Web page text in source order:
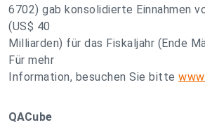
6702) gab konsolidierte Einnahmen
(US$ 40
Milliarden) für das Fiskaljahr (Ende
Für mehr
Information, besuchen Sie bitte
QACube